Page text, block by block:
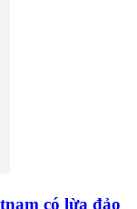
có lừa đảo